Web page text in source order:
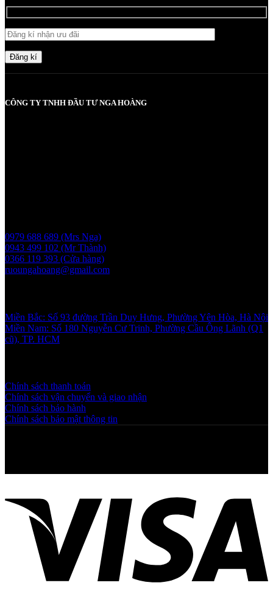
Đăng kí
CÔNG TY TNHH ĐẦU TƯ NGA HOÀNG
0979 688 689 (Mrs Nga)
0943 499 102 (Mr Thành)
0366 119 393 (Cửa hàng)
ruoungahoang@gmail.com
Miền Bắc: Số 93 đường Trần Duy Hưng, Phường Yên Hòa, Hà Nội
Miền Nam: Số 180 Nguyễn Cư Trinh, Phường Cầu Ông Lãnh (Q1
cũ), TP. HCM
Chính sách thanh toán
Chính sách vận chuyển và giao nhận
Chính sách bảo hành
Chính sách bảo mật thông tin